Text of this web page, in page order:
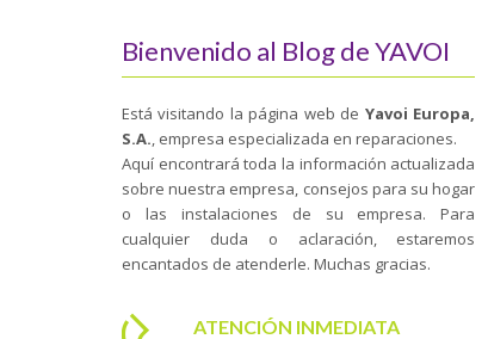
Bienvenido al Blog de YAVOI
Está visitando la página web de Yavoi Europa,
S.A., empresa especializada en reparaciones.
Aquí encontrará toda la información actualizada
sobre nuestra empresa, consejos para su hogar
o las instalaciones de su empresa. Para
cualquier duda o aclaración, estaremos
encantados de atenderle. Muchas gracias.
ATENCIÓN INMEDIATA